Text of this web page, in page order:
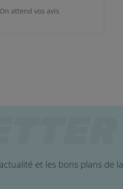
On attend vos avis
et les bons plans de la